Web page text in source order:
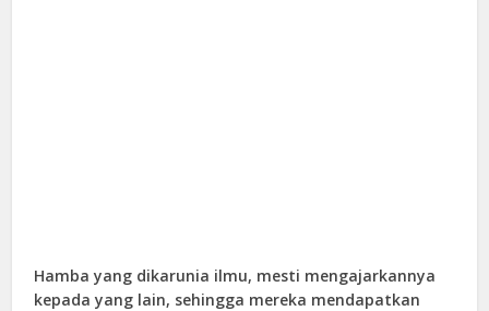
Hamba yang dikarunia ilmu, mesti mengajarkannya
kepada yang lain, sehingga mereka mendapatkan